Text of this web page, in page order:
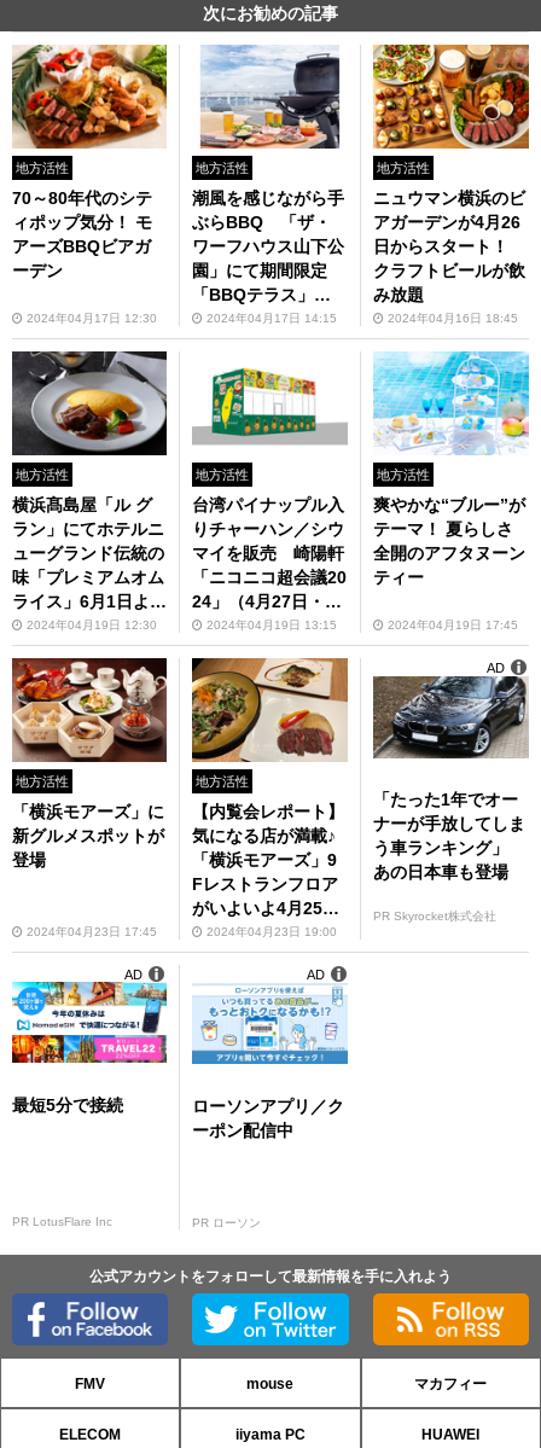
次にお勧めの記事
地方活性
70～80年代のシテ
ィポップ気分！ モ
アーズBBQビアガ
ーデン
2024年04月17日 12:30
地方活性
潮風を感じながら手
ぶらBBQ 「ザ・
ワーフハウス山下公
園」にて期間限定
「BBQテラス」オ
ープン
2024年04月17日 14:15
地方活性
ニュウマン横浜のビ
アガーデンが4月26
日からスタート！
クラフトビールが飲
み放題
2024年04月16日 18:45
地方活性
横浜髙島屋「ル グ
ラン」にてホテルニ
ューグランド伝統の
味「プレミアムオム
ライス」6月1日より
期間限定販売（1日1
0皿限定）
2024年04月19日 12:30
地方活性
台湾パイナップル入
りチャーハン／シウ
マイを販売 崎陽軒
「ニコニコ超会議20
24」（4月27日・28
日）出展
2024年04月19日 13:15
地方活性
爽やかな“ブルー”が
テーマ！ 夏らしさ
全開のアフタヌーン
ティー
2024年04月19日 17:45
地方活性
「横浜モアーズ」に
新グルメスポットが
登場
2024年04月23日 17:45
地方活性
【内覧会レポート】
気になる店が満載♪
「横浜モアーズ」9
Fレストランフロア
がいよいよ4月25日
（木）リニューアル
オープン
2024年04月23日 19:00
「たった1年でオー
ナーが手放してしま
う車ランキング」
あの日本車も登場
PR Skyrocket株式会社
AD
最短5分で接続
PR LotusFlare Inc
AD
ローソンアプリ／ク
ーポン配信中
PR ローソン
AD
公式アカウントをフォローして最新情報を手に入れよう
FMV mouse マカフィー
ELECOM iiyama PC HUAWEI